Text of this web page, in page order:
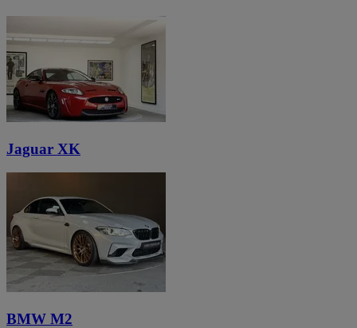
Jaguar XK
BMW M2